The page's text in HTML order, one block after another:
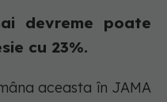
devreme poate
cu 23%.
aceasta în JAMA